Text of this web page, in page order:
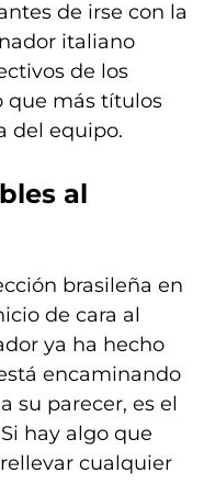
de irse con la
italiano
de los
que más títulos
del equipo.
al
brasileña en
de cara al
ya ha hecho
encaminando
su parecer, es el
hay algo que
cualquier